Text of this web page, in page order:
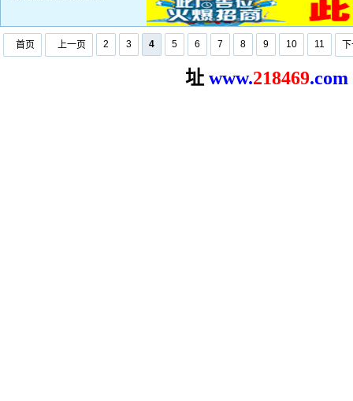
首页 上一页 2 3 4 5 6 7 8 9 10 11
址 www.218469.com